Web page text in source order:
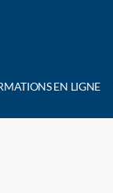
EN LIGNE